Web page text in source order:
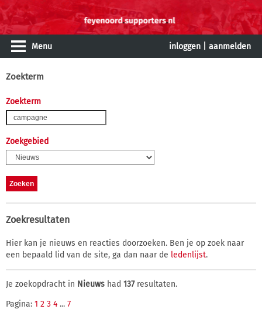
Menu inloggen aanmelden
Zoekterm
Zoekterm
Zoekgebied
Zoekresultaten
Hier kan je nieuws en reacties doorzoeken. Ben je op zoek naar
een bepaald lid van de site, ga dan naar de ledenlijst.
Je zoekopdracht in Nieuws had 137resultaten.
Pagina: 1 2 3 4 ... 7